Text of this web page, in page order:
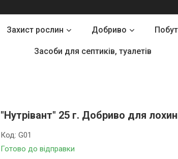
Захист рослин Добриво
Засоби для септиків, туалетів
"Нутрівант" 25 г. Добриво для
Готово до відправки
Код:G01